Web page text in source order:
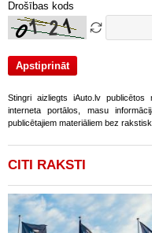
Drošības kods
Stingri aizliegts iAuto.lv
interneta portālos, masu
publicētajiem materiāliem bez
CITI RAKSTI